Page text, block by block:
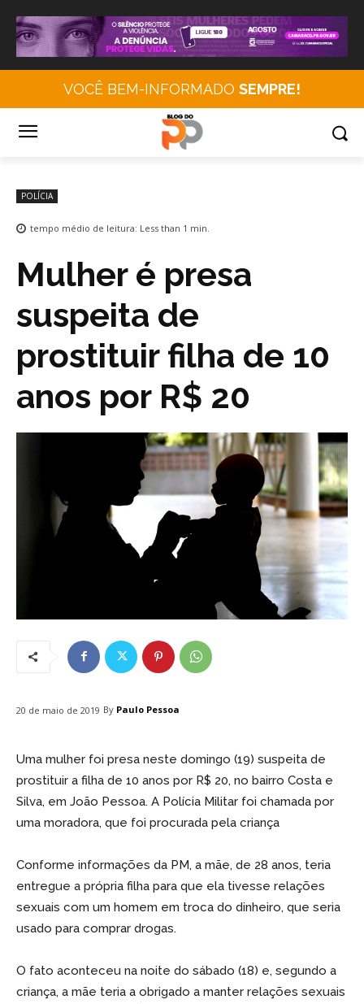
VOCÊ BEM-INFORMADO SEMPRE!
POLÍCIA
tempo médio de leitura: Less than 1 min.
Mulher é presa
suspeita de
prostituir filha de 10
anos por R$ 20
20 de maio de 2019 By Paulo Pessoa
Uma mulher foi presa neste domingo (19) suspeita de
prostituir a filha de 10 anos por R$ 20, no bairro Costa e
Silva, em João Pessoa. A Polícia Militar foi chamada por
uma moradora, que foi procurada pela criança
Conforme informações da PM, a mãe, de 28 anos, teria
entregue a própria filha para que ela tivesse relações
sexuais com um homem em troca do dinheiro, que seria
usado para comprar drogas.
O fato aconteceu na noite do sábado (18) e, segundo a
criança, a mãe teria a obrigado a manter relações sexuais